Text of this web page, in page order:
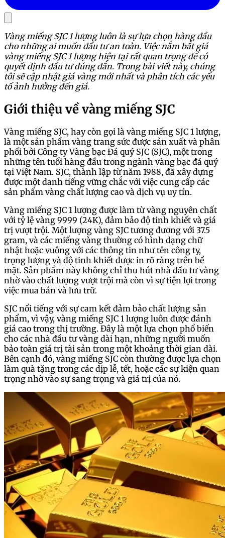
Vàng miếng SJC 1 lượng luôn là sự lựa chọn hàng đầu
cho những ai muốn đầu tư an toàn. Việc nắm bắt giá
vàng miếng SJC 1 lượng hiện tại rất quan trọng để có
quyết định đầu tư đúng đắn. Trong bài viết này, chúng
tôi sẽ cập nhật giá vàng mới nhất và phân tích các yếu
tố ảnh hưởng đến giá.
Giới thiệu về vàng miếng SJC
Vàng miếng SJC, hay còn gọi là vàng miếng SJC 1 lượng,
là một sản phẩm vàng trang sức được sản xuất và phân
phối bởi Công ty Vàng bạc Đá quý SJC (SJC), một trong
những tên tuổi hàng đầu trong ngành vàng bạc đá quý
tại Việt Nam. SJC, thành lập từ năm 1988, đã xây dựng
được một danh tiếng vững chắc với việc cung cấp các
sản phẩm vàng chất lượng cao và dịch vụ uy tín.
Vàng miếng SJC 1 lượng được làm từ vàng nguyên chất
với tỷ lệ vàng 9999 (24K), đảm bảo độ tinh khiết và giá
trị vượt trội. Một lượng vàng SJC tương đương với 37.5
gram, và các miếng vàng thường có hình dạng chữ
nhật hoặc vuông với các thông tin như tên công ty,
trọng lượng và độ tinh khiết được in rõ ràng trên bề
mặt. Sản phẩm này không chỉ thu hút nhà đầu tư vàng
nhờ vào chất lượng vượt trội mà còn vì sự tiện lợi trong
việc mua bán và lưu trữ.
SJC nổi tiếng với sự cam kết đảm bảo chất lượng sản
phẩm, vì vậy, vàng miếng SJC 1 lượng luôn được đánh
giá cao trong thị trường. Đây là một lựa chọn phổ biến
cho các nhà đầu tư vàng dài hạn, những người muốn
bảo toàn giá trị tài sản trong một khoảng thời gian dài.
Bên cạnh đó, vàng miếng SJC còn thường được lựa chọn
làm quà tặng trong các dịp lễ, tết, hoặc các sự kiện quan
trọng nhờ vào sự sang trọng và giá trị của nó.